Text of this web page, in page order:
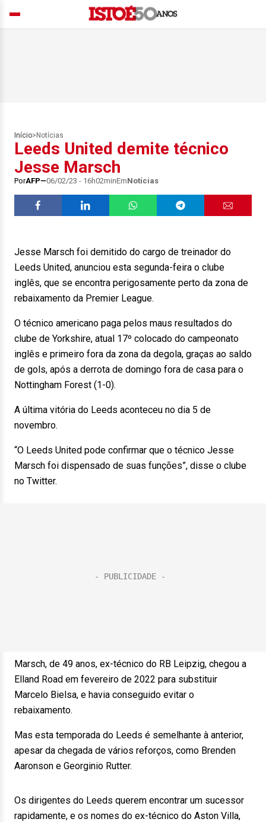
Início> Notícias
Leeds United demite técnico
Jesse Marsch
PorAFP 06/02/23 - 16h02minEmNotícias
Jesse Marsch foi demitido do cargo de treinador do
Leeds United, anunciou esta segunda-feira o clube
inglês, que se encontra perigosamente perto da zona de
rebaixamento da Premier League.
O técnico americano paga pelos maus resultados do
clube de Yorkshire, atual 17º colocado do campeonato
inglês e primeiro fora da zona da degola, graças ao saldo
de gols, após a derrota de domingo fora de casa para o
Nottingham Forest (1-0).
A última vitória do Leeds aconteceu no dia 5 de
novembro.
“O Leeds United pode confirmar que o técnico Jesse
Marsch foi dispensado de suas funções”, disse o clube
no Twitter.
Marsch, de 49 anos, ex-técnico do RB Leipzig, chegou a
Elland Road em fevereiro de 2022 para substituir
Marcelo Bielsa, e havia conseguido evitar o
rebaixamento.
Mas esta temporada do Leeds é semelhante à anterior,
apesar da chegada de vários reforços, como Brenden
Aaronson e Georginio Rutter.
Os dirigentes do Leeds querem encontrar um sucessor
rapidamente, e os nomes do ex-técnico do Aston Villa,